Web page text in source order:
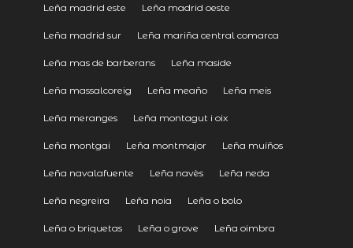
Leña madrid este Leña madrid oeste
Leña madrid sur Leña mariña central comarca
Leña mas de barberans Leña maside
Leña massalcoreig Leña meaño Leña meis
Leña meranges Leña montagut i oix
Leña montgai Leña montmajor Leña muíños
Leña navalafuente Leña navès Leña neda
Leña negreira Leña noia Leña o bolo
Leña o briquetas Leña o grove Leña oimbra